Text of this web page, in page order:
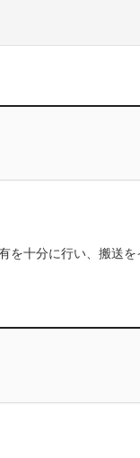
を十分に行い、搬送を